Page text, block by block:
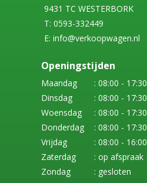
9431 TC WESTERBORK
T: 0593-332449
E: info@verkoopwagen.nl
Openingstijden
Maandag
: 08:00 - 17:30
Dinsdag
: 08:00 - 17:30
Woensdag
: 08:00 - 17:30
Donderdag
: 08:00 - 17:30
Vrijdag
: 08:00 - 16:00
Zaterdag
: op afspraak
Zondag
: gesloten